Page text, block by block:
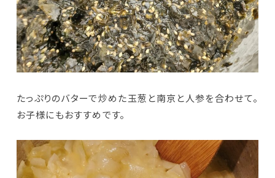
たっぷりのバターで炒めた玉葱と南京と人参を合わせて。
お子様にもおすすめです。